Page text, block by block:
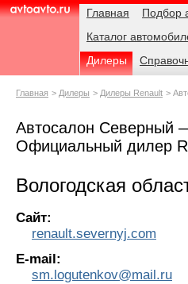
AvtoAvto.ru
Навигация Главная
Подбор
Каталог
Дилеры
Родительские
Главная Дилеры Дилеры Renault
Автосалон Северный
Официальный дилер
Вологодская
Сайт:
renault.severnyj.com
E-mail:
sm.logutenkov@mail.ru